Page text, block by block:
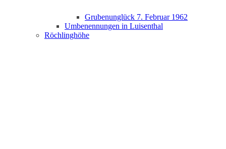
Grubenunglück 7. Februar 1962
Umbenennungen in Luisenthal
Röchlinghöhe